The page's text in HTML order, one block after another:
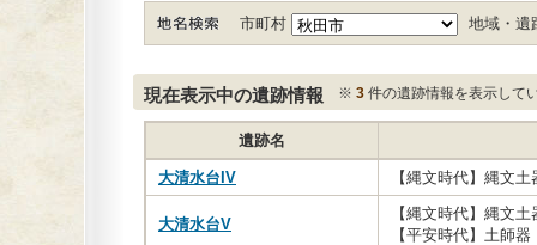
市町村 地域・遺
現在表示中の遺跡情報 ※ 3 件の遺跡情報を表示して
遺跡名
大清水台IV 【縄文時代】縄文土
大清水台V
【縄文時代】縄文
【平安時代】土師器